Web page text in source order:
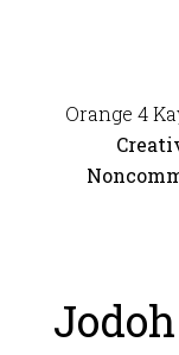
Orange 4